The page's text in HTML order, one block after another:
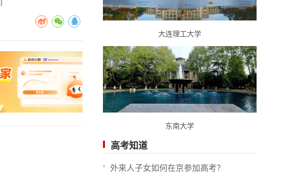
大连理工大学
东南大学
高考知道
外来人子女如何在京参加高考？